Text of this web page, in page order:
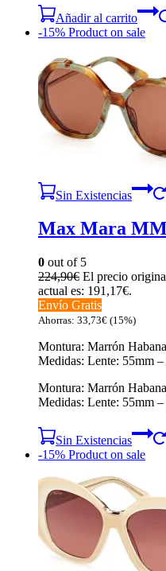
Añadir al carrito
-15% Product on sale
Sin Existencias
Max Mara
0 out of 5
224,90€ El precio
actual es: 191,17€.
Envío Gratis
Ahorras: 33,73€ (15%)
Montura: Marrón
Medidas: Lente: 55mm
Montura: Marrón
Medidas: Lente: 55mm
Sin Existencias
-15% Product on sale